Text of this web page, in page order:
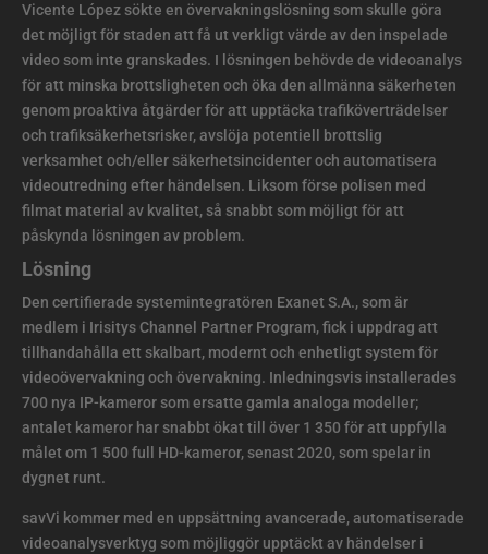
Vicente López sökte en övervakningslösning som skulle göra
det möjligt för staden att få ut verkligt värde av den inspelade
video som inte granskades. I lösningen behövde de videoanalys
för att minska brottsligheten och öka den allmänna säkerheten
genom proaktiva åtgärder för att upptäcka trafiköverträdelser
och trafiksäkerhetsrisker, avslöja potentiell brottslig
verksamhet och/eller säkerhetsincidenter och automatisera
videoutredning efter händelsen. Liksom förse polisen med
filmat material av kvalitet, så snabbt som möjligt för att
påskynda lösningen av problem.
Lösning
Den certifierade systemintegratören Exanet S.A., som är
medlem i Irisitys Channel Partner Program, fick i uppdrag att
tillhandahålla ett skalbart, modernt och enhetligt system för
videoövervakning och övervakning. Inledningsvis installerades
700 nya IP-kameror som ersatte gamla analoga modeller;
antalet kameror har snabbt ökat till över 1 350 för att uppfylla
målet om 1 500 full HD-kameror, senast 2020, som spelar in
dygnet runt.
savVi kommer med en uppsättning avancerade, automatiserade
videoanalysverktyg som möjliggör upptäckt av händelser i